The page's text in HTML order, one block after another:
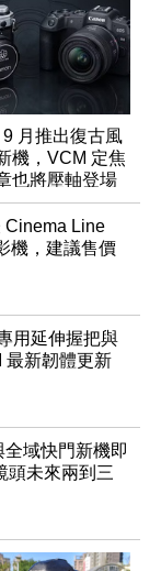
月推出復古風
機，VCM 定焦
也將壓軸登場
Cinema Line
機，建議售價
用延伸握把與
最新韌體更新
域快門新機即
頭未來兩到三